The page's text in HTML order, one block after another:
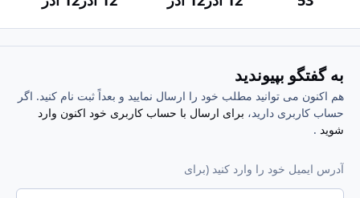
به گفتگو بپیوندید
هم اکنون می توانید مطلب خود را ارسال نمایید و بعداً ثبت نام کنید. اگر
حساب کاربری دارید، برای ارسال با حساب کاربری خود اکنون وارد
شوید .